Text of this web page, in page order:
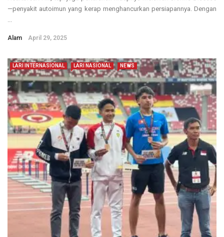
—penyakit autoimun yang kerap menghancurkan persiapannya. Dengan
Alam April 29, 2025
LARI INTERNASIONAL LARI NASIONAL NEWS